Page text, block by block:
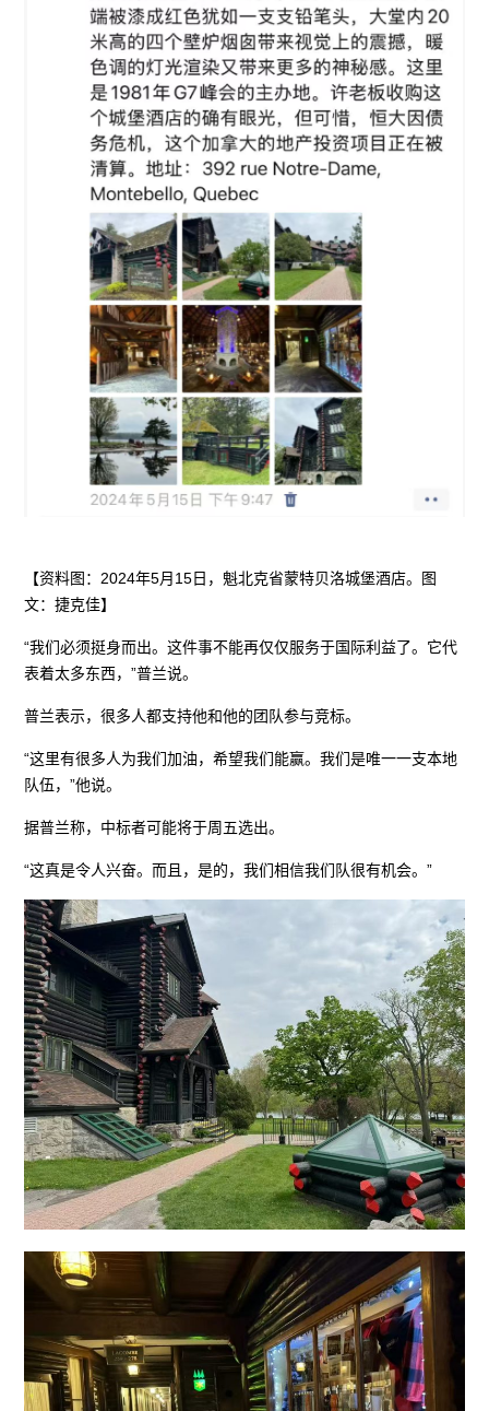
【资料图：2024年5月15日，魁北克省蒙特贝洛城堡酒店。图
文：捷克佳】
“我们必须挺身而出。这件事不能再仅仅服务于国际利益了。它代
表着太多东西，”普兰说。
普兰表示，很多人都支持他和他的团队参与竞标。
“这里有很多人为我们加油，希望我们能赢。我们是唯一一支本地
队伍，”他说。
据普兰称，中标者可能将于周五选出。
“这真是令人兴奋。而且，是的，我们相信我们队很有机会。”